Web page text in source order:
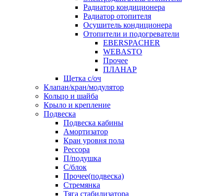
Радиатор кондиционера
Радиатор отопителя
Осушитель кондиционера
Отопители и подогреватели
EBERSPACHER
WEBASTO
Прочее
ПЛАНАР
Щетка с/оч
Клапан/кран/модулятор
Кольцо и шайба
Крыло и крепление
Подвеска
Подвеска кабины
Амортизатор
Кран уровня пола
Рессора
П/подушка
С/блок
Прочее(подвеска)
Стремянка
Тяга стабилизатора